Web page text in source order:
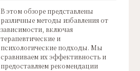
В этом обзоре представлены
различные методы избавления от
зависимости, включая
терапевтические и
психологические подходы. Мы
сравниваем их эффективность и
предоставляем рекомендации